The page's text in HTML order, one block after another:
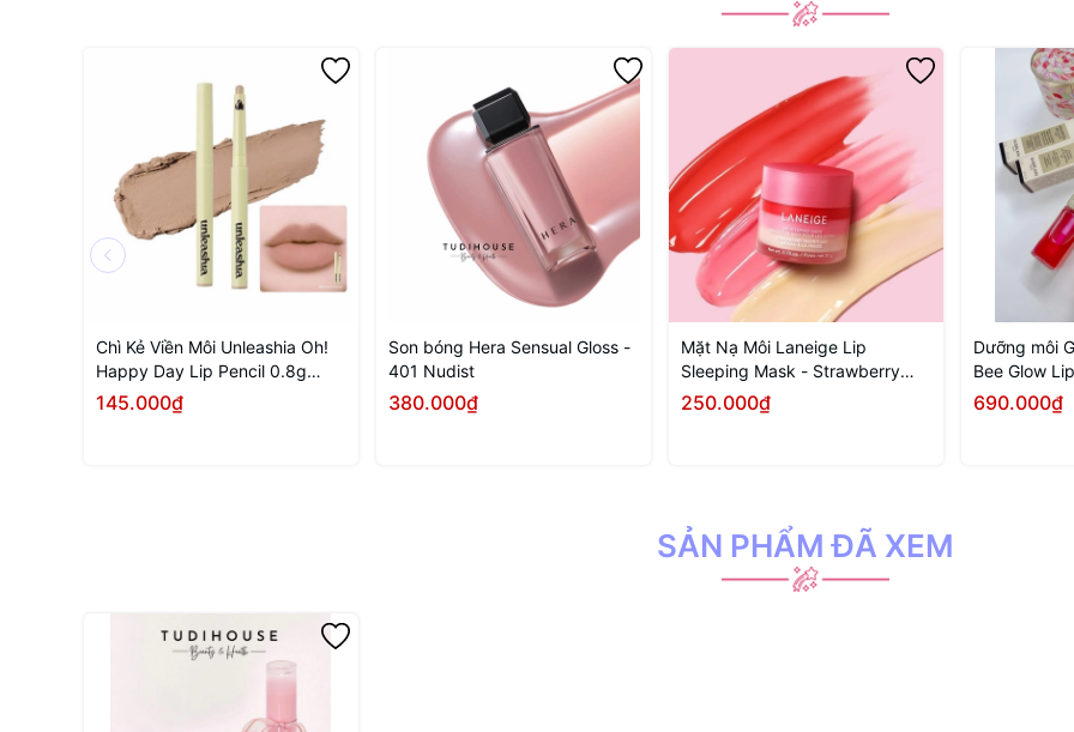
Chì Kẻ Viền Môi Unleashia Oh!
Happy Day Lip Pencil 0.8g
.#No.7 Burnt Toast
145.000₫
Son bóng Hera Sensual Gloss -
401 Nudist
380.000₫
Mặt Nạ Môi Laneige Lip
Sleeping Mask - Strawberry
Shortcake 20g
250.000₫
Dưỡng môi
Bee Glow
690.000₫
SẢN PHẨM ĐÃ XEM